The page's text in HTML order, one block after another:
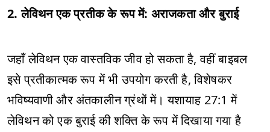
2. लेविथन एक प्रतीक के रूप में: अराजकता और बुराई
जहाँ लेविथन एक वास्तविक जीव हो सकता है, वहीं बाइबल
इसे प्रतीकात्मक रूप में भी उपयोग करती है, विशेषकर
भविष्यवाणी और अंतकालीन ग्रंथों में। यशायाह 27:1 में
लेविथन को एक बुराई की शक्ति के रूप में दिखाया गया है